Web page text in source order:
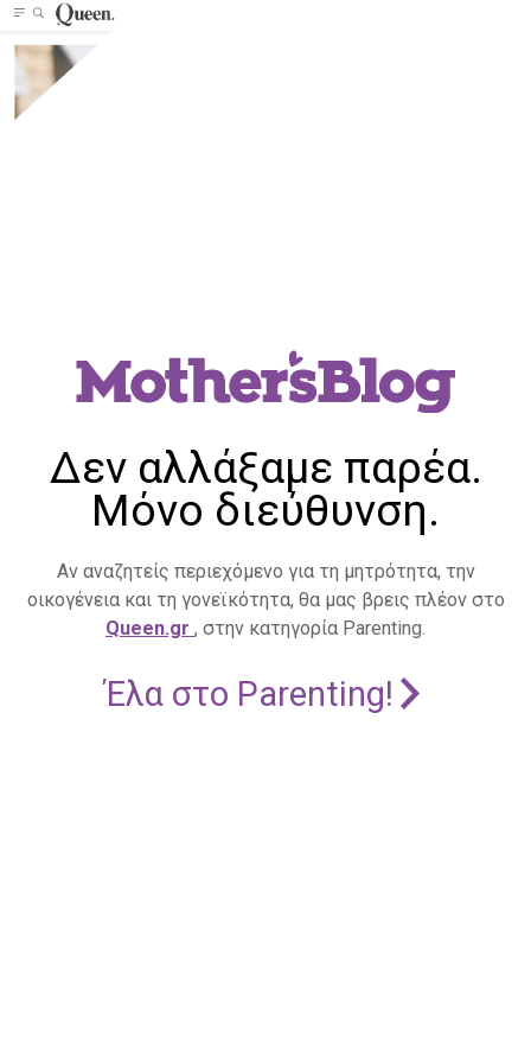
Δεν αλλάξαμε παρέα.
Μόνο διεύθυνση.
Αν αναζητείς περιεχόμενο για τη μητρότητα, την
οικογένεια και τη γονεϊκότητα, θα μας βρεις πλέον στο
Queen.gr , στην κατηγορία Parenting.
Έλα στο Parenting!